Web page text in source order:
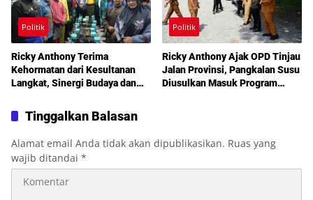
Politik
Ricky Anthony Terima
Kehormatan dari Kesultanan
Langkat, Sinergi Budaya dan
Diperkuat
Politik
Ricky Anthony Ajak OPD Tinjau
Jalan Provinsi, Pangkalan Susu
Diusulkan Masuk Program
Tinggalkan Balasan
Alamat email Anda tidak akan dipublikasikan. Ruas yang
wajib ditandai *